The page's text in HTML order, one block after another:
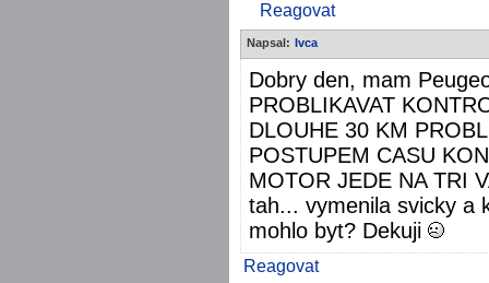
Reagovat
Napsal: Ivca
Dobry den, mam
PROBLIKAVAT
DLOUHE 30 KM
POSTUPEM CASU
MOTOR JEDE NA TRI
tah... vymenila svicky a
mohlo byt? Dekuji
Reagovat